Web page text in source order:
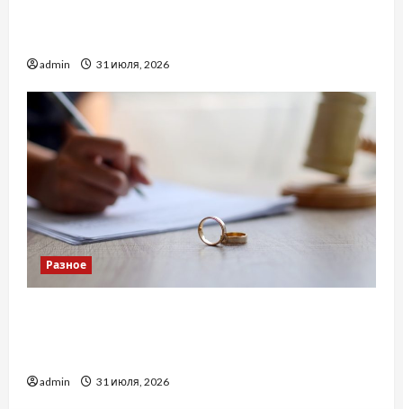
admin 31 июля, 2026
Разное
admin 31 июля, 2026